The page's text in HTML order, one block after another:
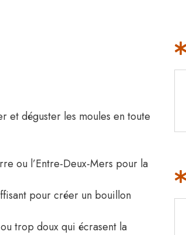
et déguster les moules en toute
ou l’Entre-Deux-Mers pour la
pour créer un bouillon
trop doux qui écrasent la